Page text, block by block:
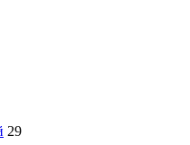
29